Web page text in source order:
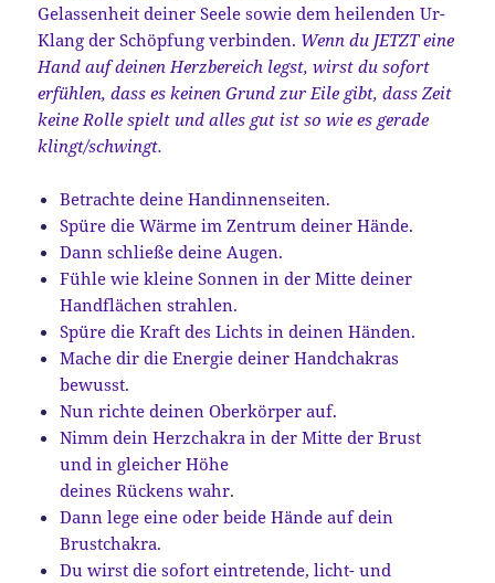
Gelassenheit deiner Seele sowie dem heilenden Ur-
Klang der Schöpfung verbinden. Wenn du JETZT eine
Hand auf deinen Herzbereich legst, wirst du sofort
erfühlen, dass es keinen Grund zur Eile gibt, dass Zeit
keine Rolle spielt und alles gut ist so wie es gerade
klingt/schwingt.
Betrachte deine Handinnenseiten.
Spüre die Wärme im Zentrum deiner Hände.
Dann schließe deine Augen.
Fühle wie kleine Sonnen in der Mitte deiner
Handflächen strahlen.
Spüre die Kraft des Lichts in deinen Händen.
Mache dir die Energie deiner Handchakras
bewusst.
Nun richte deinen Oberkörper auf.
Nimm dein Herzchakra in der Mitte der Brust
und in gleicher Höhe
deines Rückens wahr.
Dann lege eine oder beide Hände auf dein
Brustchakra.
Du wirst die sofort eintretende, licht- und